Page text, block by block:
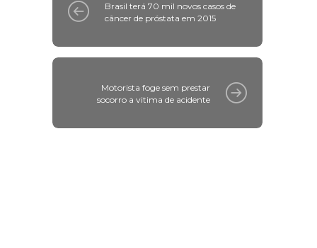
Brasil terá 70 mil novos casos de
câncer de próstata em 2015
Motorista foge sem prestar
socorro a vitima de acidente